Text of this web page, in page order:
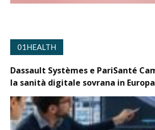
01HEALTH
Dassault Systèmes e PariSanté
la sanità digitale sovrana in Europa